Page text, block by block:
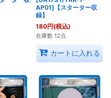
AP01]【スターター収
録】
180円(税込)
在庫数 12点
カートに入れる